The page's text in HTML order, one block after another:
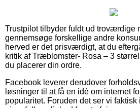
Trustpilot tilbyder fuldt ud troværdige
gennemsøge forskellige andre
herved er det prisværdigt, at du
kritik af Træblomster- Rosa – 3
du placerer din ordre.
Facebook leverer derudover
løsninger til at få en idé om internet
popularitet. Foruden det ser vi